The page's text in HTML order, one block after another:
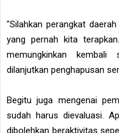
"Silahkan perangkat
yang pernah kita
memungkinkan
dilanjutkan penghapusan
Begitu juga mengenai
sudah harus dievaluasi.
dibolehkan beraktivitas